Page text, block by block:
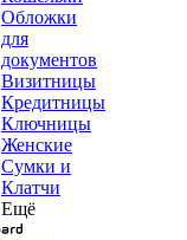
Обложки
для
документов
Визитницы
Кредитницы
Ключницы
Женские
Сумки и
Клатчи
Ещё